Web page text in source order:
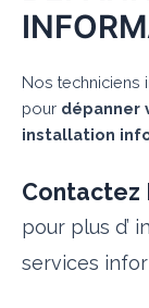
Nos techniciens
pour dépanner
installation
Contactez
pour plus d’
services